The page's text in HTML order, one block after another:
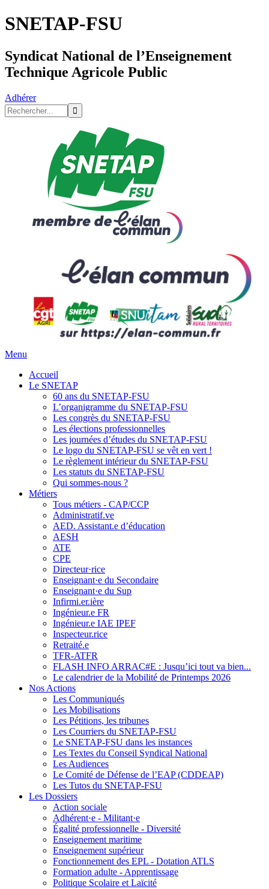
SNETAP-FSU
Syndicat National de l’Enseignement
Technique Agricole Public
Adhérer
Menu
Accueil
Le SNETAP
60 ans du SNETAP-FSU
L’organigramme du SNETAP-FSU
Les congrès du SNETAP-FSU
Les élections professionnelles
Les journées d’études du SNETAP-FSU
Le logo du SNETAP-FSU se vêt en vert !
Le règlement intérieur du SNETAP-FSU
Les statuts du SNETAP-FSU
Qui sommes-nous ?
Métiers
Tous métiers - CAP/CCP
Administratif.ve
AED. Assistant.e d’éducation
AESH
ATE
CPE
Directeur·rice
Enseignant·e du Secondaire
Enseignant·e du Sup
Infirmi.er.ière
Ingénieur.e FR
Ingénieur.e IAE IPEF
Inspecteur.rice
Retraité.e
TFR-ATFR
FLASH INFO ARRAC#E : Jusqu’ici tout va bien...
Le calendrier de la Mobilité de Printemps 2026
Nos Actions
Les Communiqués
Les Mobilisations
Les Pétitions, les tribunes
Les Courriers du SNETAP-FSU
Le SNETAP-FSU dans les instances
Les Textes du Conseil Syndical National
Les Audiences
Le Comité de Défense de l’EAP (CDDEAP)
Les Tutos du SNETAP-FSU
Les Dossiers
Action sociale
Adhérent·e - Militant·e
Égalité professionnelle - Diversité
Enseignement maritime
Enseignement supérieur
Fonctionnement des EPL - Dotation ATLS
Formation adulte - Apprentissage
Politique Scolaire et Laïcité